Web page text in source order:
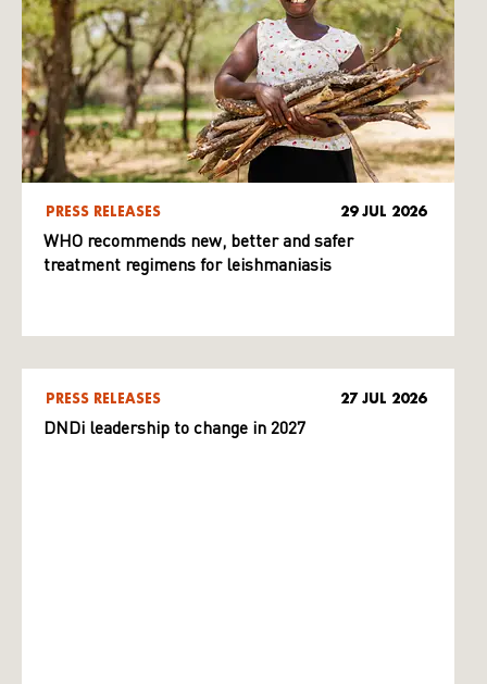
PRESS RELEASES 29 JUL 2026
WHO recommends new, better and safer
treatment regimens for leishmaniasis
PRESS RELEASES 27 JUL 2026
DNDi leadership to change in 2027